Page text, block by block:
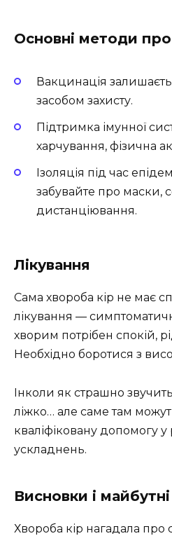
Основні методи
Вакцинація
засобом захисту.
Підтримка імунної
харчування, фізична
Ізоляція під час
забувайте про маски,
дистанціювання.
Лікування
Сама хвороба кір не має
лікування —
хворим потрібен спокій,
Необхідно боротися з
Інколи як страшно
ліжко… але саме там
кваліфіковану допомогу у
ускладнень.
Висновки і
Хвороба кір нагадала про